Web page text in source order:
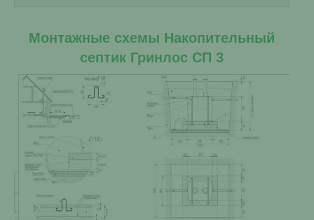
Монтажные схемы Накопительный
септик Гринлос СП 3